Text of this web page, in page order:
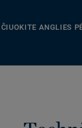
ANGLIES